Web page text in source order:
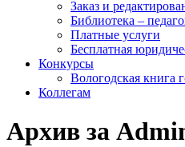
Заказ и
Библиотека –
Платные услуги
Бесплатная
Конкурсы
Вологодская книга
Коллегам
Архив за